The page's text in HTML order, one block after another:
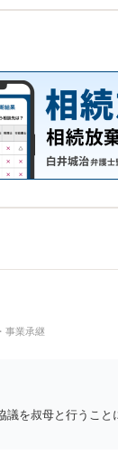
事業承継
を叔母と行うこ